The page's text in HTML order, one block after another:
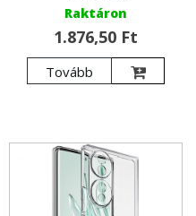
Raktáron
1.876,50 Ft
Tovább